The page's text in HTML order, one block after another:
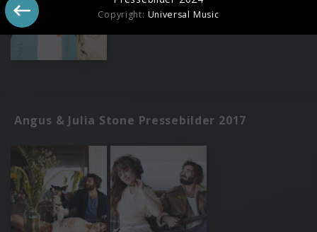
Angus & Julia Stone Pressebilder 2017
Copyright: Universal Music